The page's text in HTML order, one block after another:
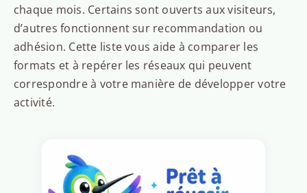
chaque mois. Certains sont ouverts aux visiteurs,
d’autres fonctionnent sur recommandation ou
adhésion. Cette liste vous aide à comparer les
formats et à repérer les réseaux qui peuvent
correspondre à votre manière de développer votre
activité.